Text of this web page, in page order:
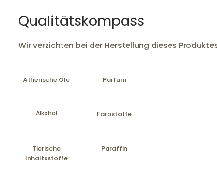
Qualitätskompass
Wir verzichten bei der Herstellung dieses
Ätherische Öle Parfüm
Alkohol Farbstoffe
Tierische
Inhaltsstoffe
Paraffin